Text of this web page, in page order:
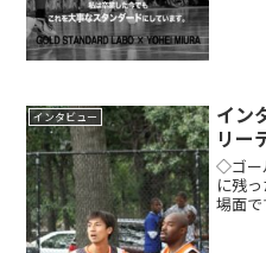
インタビュー
イン
リー
◇ゴー
に残
場面